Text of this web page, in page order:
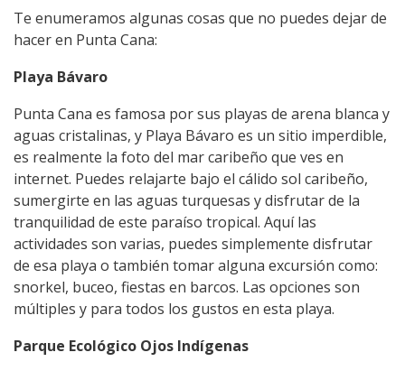
Te enumeramos algunas cosas que no puedes dejar de
hacer en Punta Cana:
Playa Bávaro
Punta Cana es famosa por sus playas de arena blanca y
aguas cristalinas, y Playa Bávaro es un sitio imperdible,
es realmente la foto del mar caribeño que ves en
internet. Puedes relajarte bajo el cálido sol caribeño,
sumergirte en las aguas turquesas y disfrutar de la
tranquilidad de este paraíso tropical. Aquí las
actividades son varias, puedes simplemente disfrutar
de esa playa o también tomar alguna excursión como:
snorkel, buceo, fiestas en barcos. Las opciones son
múltiples y para todos los gustos en esta playa.
Parque Ecológico Ojos Indígenas